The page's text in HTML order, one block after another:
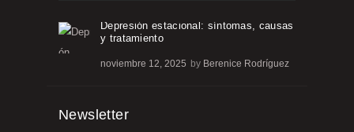
Depresión estacional: síntomas, causas
y tratamiento
noviembre 12, 2025 by Berenice Rodríguez
Newsletter